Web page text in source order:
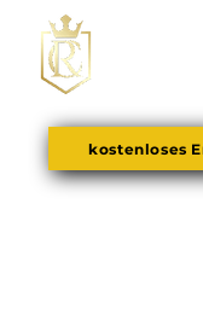
kostenloses